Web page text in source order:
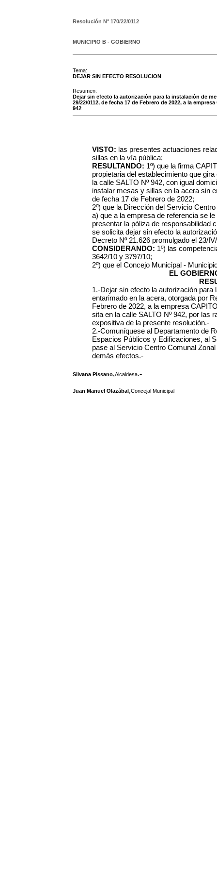
Resolución N° 170/22/0112
MUNICIPIO B - GOBIERNO
Tema:
DEJAR SIN EFECTO RESOLUCION
Resumen:
Dejar sin efecto la autorización para la instalación de
29/22/0112, de fecha 17 de Febrero de 2022, a la
942
VISTO: las presentes actuaciones
sillas en la vía pública;
RESULTANDO: 1º) que la firma
propietaria del establecimiento que
la calle SALTO Nº 942, con igual
instalar mesas y sillas en la acera sin
de fecha 17 de Febrero de 2022;
2º) que la Dirección del Servicio
a) que a la empresa de referencia se
presentar la póliza de responsabilidad
se solicita dejar sin efecto la
Decreto Nº 21.626 promulgado el 23/
CONSIDERANDO: 1º) las
3642/10 y 3797/10;
2º) que el Concejo Municipal -
EL
1.-Dejar sin efecto la autorización
entarimado en la acera, otorgada por
Febrero de 2022, a la empresa
sita en la calle SALTO Nº 942, por las
expositiva de la presente resolución.-
2.-Comuníquese al Departamento de
Espacios Públicos y Edificaciones, al
pase al Servicio Centro Comunal
demás efectos.-
Silvana Pissano,Alcaldesa.-
Juan Manuel Olazábal,Concejal Municipal